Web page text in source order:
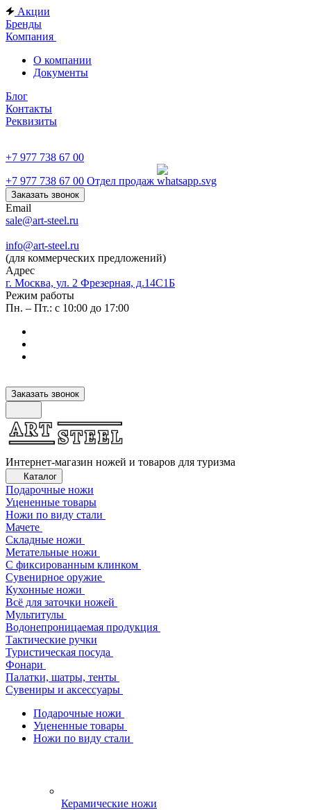
Акции
Бренды
Компания
О компании
Документы
Блог
Контакты
Реквизиты
+7 977 738 67 00
+7 977 738 67 00 Отдел продаж
Заказать звонок
Email
sale@art-steel.ru
info@art-steel.ru
(для коммерческих предложений)
Адрес
г. Москва, ул. 2 Фрезерная, д.14С1Б
Режим работы
Пн. – Пт.: с 10:00 до 17:00
Заказать звонок
Интернет-магазин ножей и товаров для туризма
Каталог
Подарочные ножи
Уцененные товары
Ножи по виду стали
Мачете
Складные ножи
Метательные ножи
С фиксированным клинком
Сувенирное оружие
Кухонные ножи
Всё для заточки ножей
Мультитулы
Водонепроницаемая продукция
Тактические ручки
Туристическая посуда
Фонари
Палатки, шатры, тенты
Сувениры и аксессуары
Подарочные ножи
Уцененные товары
Ножи по виду стали
Керамические ножи